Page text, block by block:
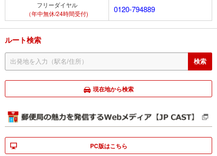
フリーダイヤル
（年中無休/24時間受付)
0120-794889
ルート検索
現在地から検索
PC版はこちら